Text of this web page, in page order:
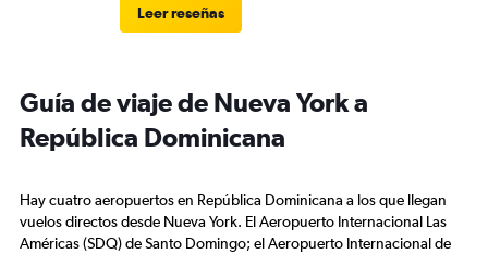
Leer reseñas
Guía de viaje de Nueva York a
República Dominicana
Hay cuatro aeropuertos en República Dominicana a los que llegan
vuelos directos desde Nueva York. El Aeropuerto Internacional Las
Américas (SDQ) de Santo Domingo; el Aeropuerto Internacional de